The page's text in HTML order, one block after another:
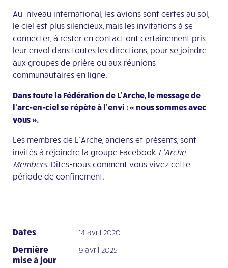
Au niveau international, les avions sont certes au sol,
le ciel est plus silencieux, mais les invitations à se
connecter, à rester en contact ont certainement pris
leur envol dans toutes les directions, pour se joindre
aux groupes de prière ou aux réunions
communautaires en ligne.
Dans toute la Fédération de L’Arche, le message de
l’arc-en-ciel se répète à l’envi : « nous sommes avec
vous ».
Les membres de L’Arche, anciens et présents, sont
invités à rejoindre la groupe Facebook L’Arche
Members. Dites-nous comment vous vivez cette
période de confinement.
Dates 14 avril 2020
Dernière
mise à jour
9 avril 2025